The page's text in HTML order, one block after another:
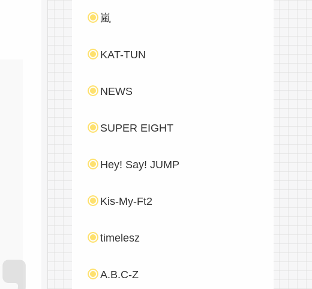
嵐
KAT-TUN
NEWS
SUPER EIGHT
Hey! Say! JUMP
Kis-My-Ft2
timelesz
A.B.C-Z